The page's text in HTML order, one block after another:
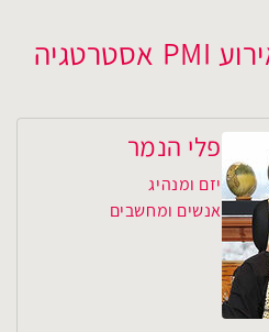
דוברים נוספים באירוע PMI אסטרטגיה
פלי הנמר
יזם ומנהיג
אנשים ומחשבים